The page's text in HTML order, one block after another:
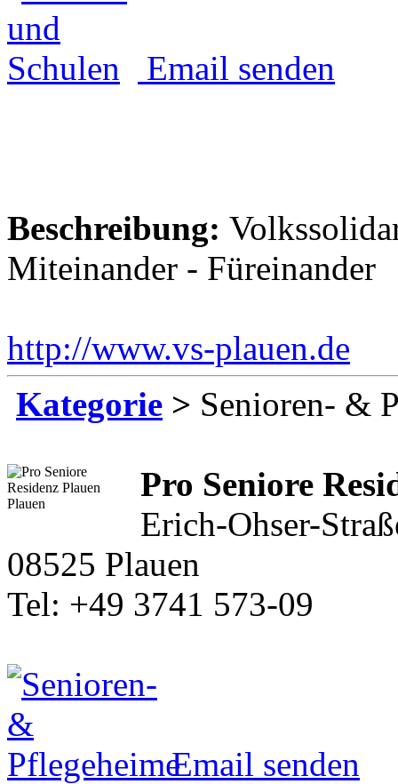
Email senden
Beschreibung:
Miteinander - Füreinander
http://www.vs-plauen.de
Kategorie > Senioren- &
Pro Seniore
Erich-Ohser-
08525 Plauen
Tel: +49 3741 573-09
Email senden